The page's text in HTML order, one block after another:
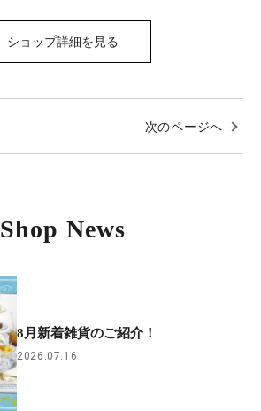
ショップ詳細を見る
次のページへ
Shop News
8月新着雑貨のご紹介！
2026.07.16